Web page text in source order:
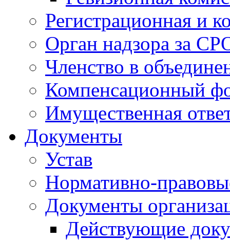
Регистрационная и
Орган надзора за
Членство в
Компенсационный
Имущественная
Документы
Устав
Нормативно-
Документы
Действующие